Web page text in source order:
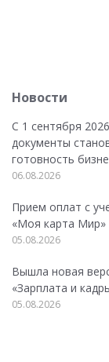
Новости
С 1 сентября
документы
готовность
06.08.2026
Прием оплат с
«Моя карта Мир»
05.08.2026
Вышла новая
«Зарплата и
05.08.2026